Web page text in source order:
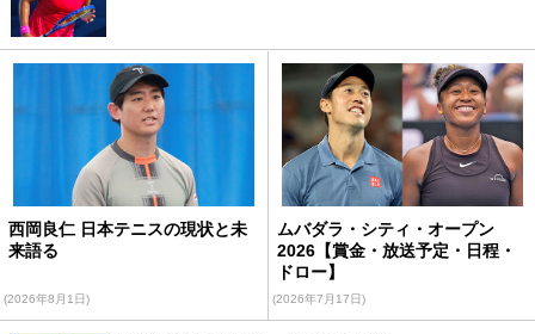
西岡良仁 日本テニスの現状と未
来語る
(2026年8月1日)
ムバダラ・シティ・オープン
2026【賞金・放送予定・日程・
ドロー】
(2026年7月17日)